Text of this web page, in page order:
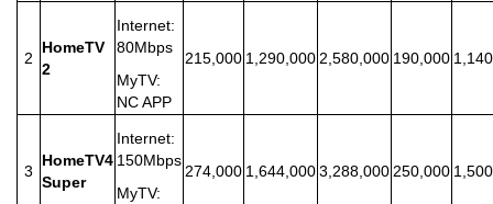
2
HomeTV
2
Internet:
80Mbps
MyTV:
NC APP
215,000 1,290,0002,580,000 190,000
3
HomeTV4
Super
Internet:
150Mbps
MyTV:
274,000 1,644,0003,288,000250,000